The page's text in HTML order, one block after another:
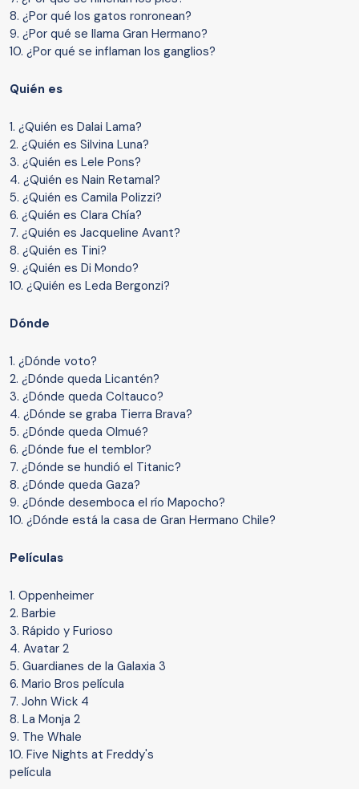
8. ¿Por qué los gatos ronronean?
9. ¿Por qué se llama Gran Hermano?
10. ¿Por qué se inflaman los ganglios?
Quién es
1. ¿Quién es Dalai Lama?
2. ¿Quién es Silvina Luna?
3. ¿Quién es Lele Pons?
4. ¿Quién es Nain Retamal?
5. ¿Quién es Camila Polizzi?
6. ¿Quién es Clara Chía?
7. ¿Quién es Jacqueline Avant?
8. ¿Quién es Tini?
9. ¿Quién es Di Mondo?
10. ¿Quién es Leda Bergonzi?
Dónde
1. ¿Dónde voto?
2. ¿Dónde queda Licantén?
3. ¿Dónde queda Coltauco?
4. ¿Dónde se graba Tierra Brava?
5. ¿Dónde queda Olmué?
6. ¿Dónde fue el temblor?
7. ¿Dónde se hundió el Titanic?
8. ¿Dónde queda Gaza?
9. ¿Dónde desemboca el río Mapocho?
10. ¿Dónde está la casa de Gran Hermano Chile?
Películas
1. Oppenheimer
2. Barbie
3. Rápido y Furioso
4. Avatar 2
5. Guardianes de la Galaxia 3
6. Mario Bros película
7. John Wick 4
8. La Monja 2
9. The Whale
10. Five Nights at Freddy's
película